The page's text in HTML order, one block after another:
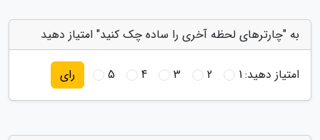
به "چارترهای لحظه آخری را ساده چک کنید" امتیاز دهید
امتیاز دهید:1
2
3
4
5 رای